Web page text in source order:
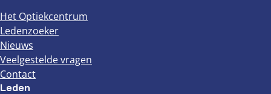
Het Optiekcentrum
Ledenzoeker
Nieuws
Veelgestelde vragen
Contact
Leden